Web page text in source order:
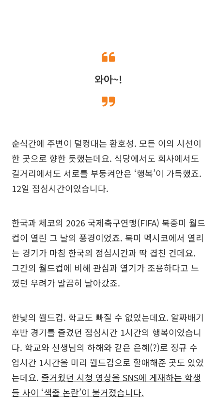
와아~!
순식간에 주변이 덜컹대는 환호성. 모든 이의 시선이
한 곳으로 향한 듯했는데요. 식당에서도 회사에서도
길거리에서도 서로를 부둥켜안은 ‘행복’이 가득했죠.
12일 점심시간이었습니다.
한국과 체코의 2026 국제축구연맹(FIFA) 북중미 월드
컵이 열린 그 날의 풍경이었죠. 북미 멕시코에서 열리
는 경기가 마침 한국의 점심시간과 딱 겹친 건데요.
그간의 월드컵에 비해 관심과 열기가 조용하다고 느
꼈던 우려가 말끔히 날아갔죠.
한낮의 월드컵. 학교도 빠질 수 없었는데요. 알짜배기
후반 경기를 즐겼던 점심시간 1시간의 행복이었습니
다. 학교와 선생님의 하해와 같은 은혜(?)로 정규 수
업시간 1시간을 미리 월드컵으로 할애해준 곳도 있었
는데요. 즐거웠던 시청 영상을 SNS에 게재하는 학생
들 사이 ‘색출 논란’이 불거졌습니다.